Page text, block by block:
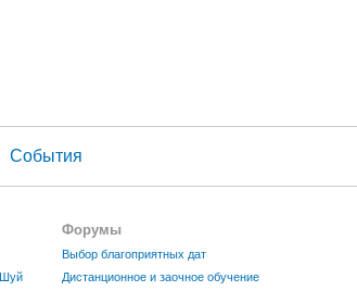
События
Шуй
Форумы
Выбор благоприятных дат
Дистанционное и заочное обучение